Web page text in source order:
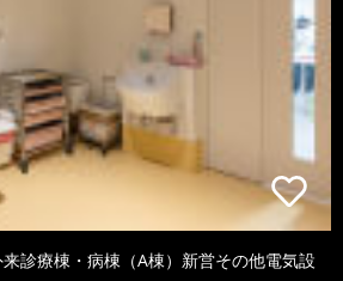
診療棟・病棟（A棟）新営その他電気設